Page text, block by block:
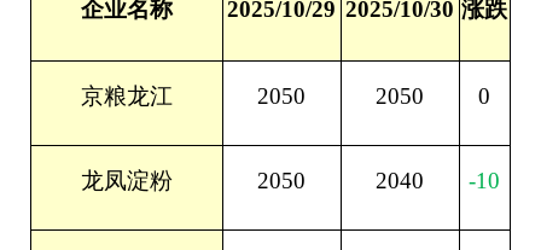
企业名称 2025/10/29 2025/10/30 涨跌
京粮龙江 2050 2050 0
龙凤淀粉 2050 2040 -10